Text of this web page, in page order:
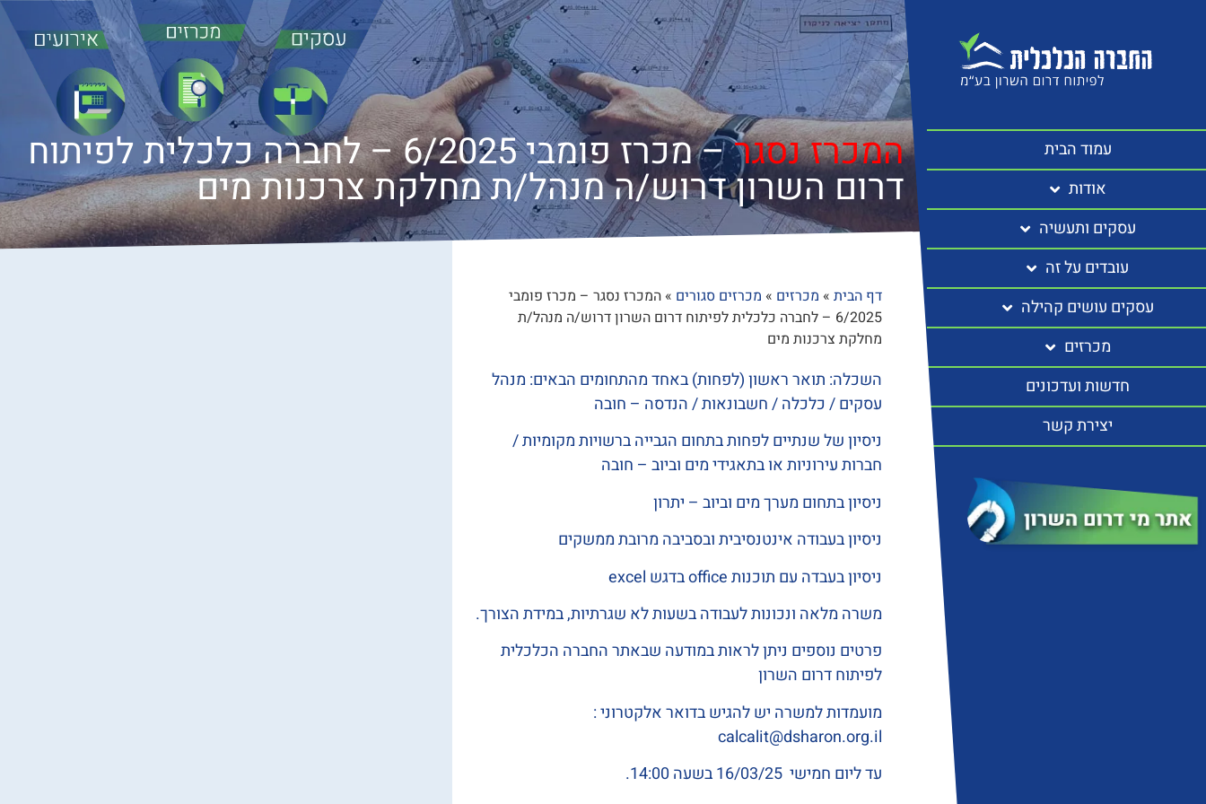
עמוד הבית
אודות
עסקים ותעשיה
עובדים על זה
עסקים עושים קהילה
מכרזים
חדשות ועדכונים
יצירת קשר
המכרז נסגר – מכרז פומבי 6/2025 – לחברה כלכלית לפיתוח
דרום השרון דרוש/ה מנהל/ת מחלקת צרכנות מים
דף הבית » מכרזים » מכרזים סגורים » המכרז נסגר – מכרז פומבי
6/2025 – לחברה כלכלית לפיתוח דרום השרון דרוש/ה מנהל/ת
מחלקת צרכנות מים
השכלה: תואר ראשון (לפחות) באחד מהתחומים הבאים: מנהל
עסקים / כלכלה / חשבונאות / הנדסה – חובה
ניסיון של שנתיים לפחות בתחום הגבייה ברשויות מקומיות /
חברות עירוניות או בתאגידי מים וביוב – חובה
ניסיון בתחום מערך מים וביוב – יתרון
ניסיון בעבודה אינטנסיבית ובסביבה מרובת ממשקים
ניסיון בעבדה עם תוכנות office בדגש excel
משרה מלאה ונכונות לעבודה בשעות לא שגרתיות, במידת הצורך.
פרטים נוספים ניתן לראות במודעה שבאתר החברה הכלכלית
לפיתוח דרום השרון
מועמדות למשרה יש להגיש בדואר אלקטרוני :
calcalit@dsharon.org.il
עד ליום חמישי 16/03/25 בשעה 14:00.